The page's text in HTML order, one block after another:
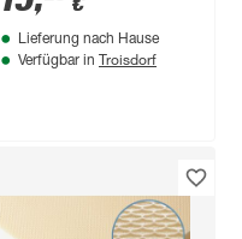
Lieferung nach Hause
Verfügbar in Troisdorf